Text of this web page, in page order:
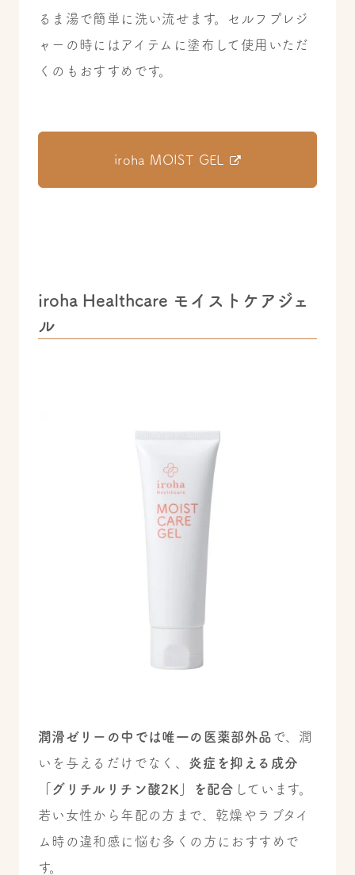
るま湯で簡単に洗い流せます。セルフプレジ
ャーの時にはアイテムに塗布して使用いただ
くのもおすすめです。
iroha MOIST GEL
iroha Healthcare モイストケアジェ
ル
潤滑ゼリーの中では唯一の医薬部外品 で、潤
いを与えるだけでなく、 炎症を抑える成分
「グリチルリチン酸2K」を配合 しています。
若い女性から年配の方まで、乾燥やラブタイ
ム時の違和感に悩む多くの方におすすめで
す。